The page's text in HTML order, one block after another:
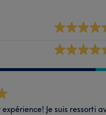
Je suis ressorti